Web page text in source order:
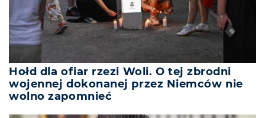
Hołd dla ofiar rzezi Woli. O tej zbrodni
wojennej dokonanej przez Niemców nie
wolno zapomnieć